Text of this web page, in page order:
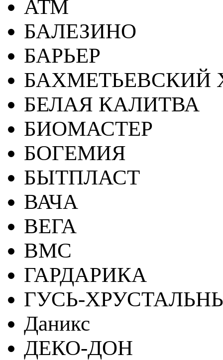
АТМ
БАЛЕЗИНО
БАРЬЕР
БАХМЕТЬЕВСКИЙ
БЕЛАЯ КАЛИТВА
БИОМАСТЕР
БОГЕМИЯ
БЫТПЛАСТ
ВАЧА
ВЕГА
ВМС
ГАРДАРИКА
ГУСЬ-
Даникс
ДЕКО-ДОН